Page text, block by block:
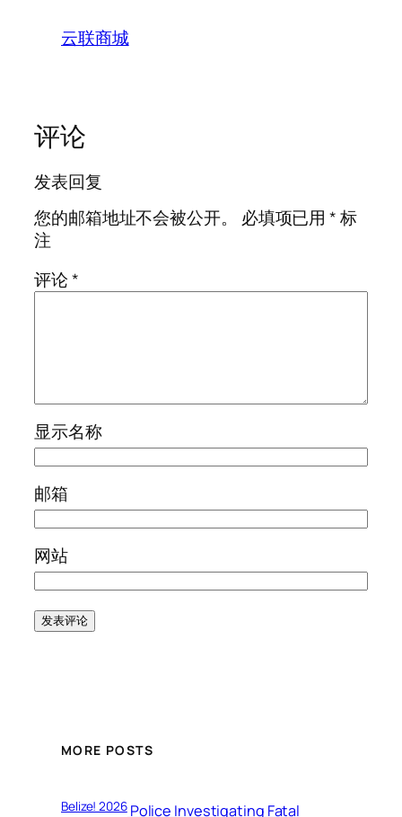
云联商城
评论
发表回复
您的邮箱地址不会被公开。
必填项已用*标
注
评论*
显示名称
邮箱
网站
MORE POSTS
Belize! 2026Police Investigating Fatal